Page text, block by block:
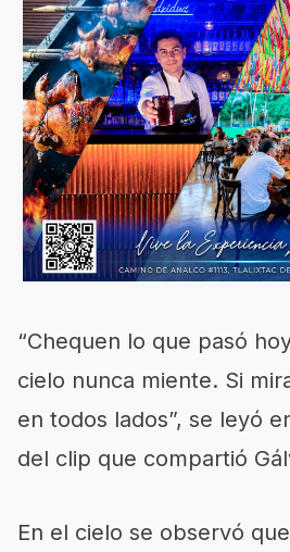
“Chequen lo que pasó
cielo nunca miente. Si
en todos lados”, se leyó
del clip que compartió
En el cielo se observó